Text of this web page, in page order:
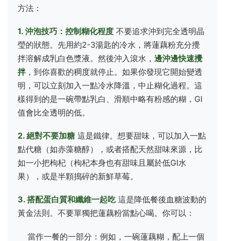
方法：
1. 沖泡技巧：控制糊化程度 不要追求沖到完全透明晶
瑩的狀態。先用約2-3湯匙的冷水，將蓮藕粉充分攪
拌溶解成乳白色漿液。然後沖入滾水， 邊沖邊快速攪
拌，到你喜歡的稠度就停止。如果你發現它開始變透
明，可以立刻加入一點冷水降溫，中止糊化過程。這
樣得到的是一碗帶點乳白、滑順中略有粉感的糊，GI
值會比全透明的低。
2. 絕對不要加糖 這是鐵律。想要甜味，可以加入一點
點代糖（如赤藻糖醇），或者搭配天然甜味來源，比
如一小把枸杞（枸杞本身也有甜味且屬於低GI水
果），或是半顆搗碎的新鮮草莓。
3. 搭配蛋白質和纖維一起吃這是降低餐後血糖波動的
黃金法則。不要單獨把蓮藕粉當點心喝。你可以：
當作一餐的一部分：例如，一碗蓮藕糊，配上一個